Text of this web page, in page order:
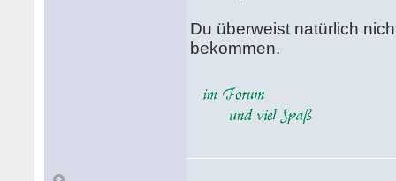
Du überweist natürlich
bekommen.